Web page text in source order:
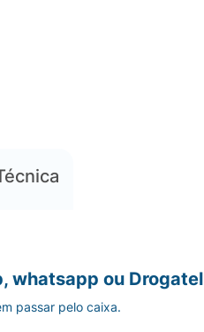
whatsapp ou Drogatel
passar pelo caixa.